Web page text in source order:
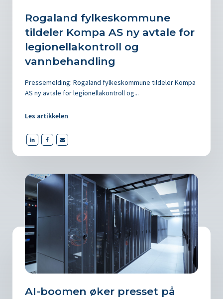
Rogaland fylkeskommune
tildeler Kompa AS ny avtale for
legionellakontroll og
vannbehandling
Pressemelding: Rogaland fylkeskommune tildeler Kompa
AS ny avtale for legionellakontroll og...
Les artikkelen
AI-boomen øker presset på